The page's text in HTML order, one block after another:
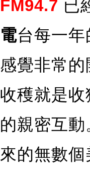
FM94.7 已
電台每一
感覺非常
收穫就是
的親密互
來的無數